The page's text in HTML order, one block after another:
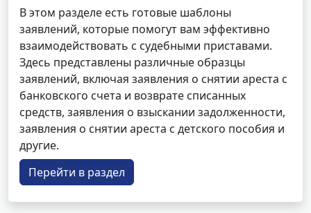
В этом разделе есть готовые шаблоны
заявлений, которые помогут вам эффективно
взаимодействовать с судебными приставами.
Здесь представлены различные образцы
заявлений, включая заявления о снятии ареста с
банковского счета и возврате списанных
средств, заявления о взыскании задолженности,
заявления о снятии ареста с детского пособия и
другие.
Перейти в раздел